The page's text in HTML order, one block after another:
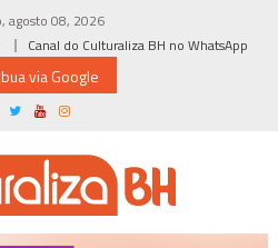
agosto 08, 2026
Canal do Culturaliza BH no WhatsApp
via Google